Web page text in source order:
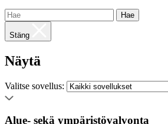
Hae
Stäng
Näytä
Valitse sovellus:
Alue- sekä ympäristövalvonta